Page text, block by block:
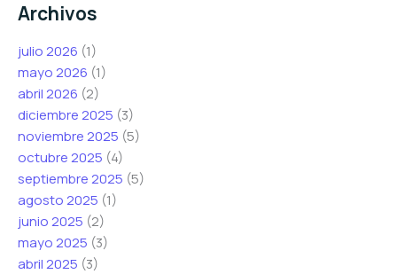
e
e
c
t
r
ó
n
i
c
o
*
o
r
r
e
o
e
e
c
t
r
ó
n
i
c
o
*
Archivos
julio 2026 (1)
mayo 2026 (1)
abril 2026 (2)
diciembre 2025 (3)
noviembre 2025 (5)
octubre 2025 (4)
septiembre 2025 (5)
agosto 2025 (1)
junio 2025 (2)
mayo 2025 (3)
abril 2025 (3)